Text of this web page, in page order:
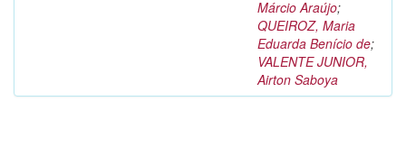
Márcio Araújo;
QUEIROZ, Maria
Eduarda Benício de;
VALENTE JUNIOR,
Airton Saboya